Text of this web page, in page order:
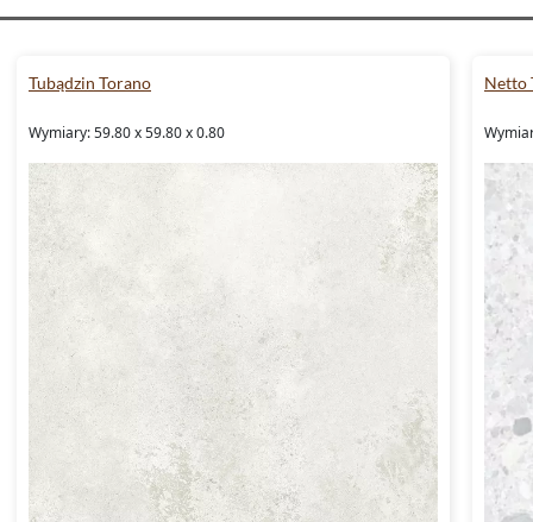
Tubądzin Torano
Wymiary: 59.80 x 59.80 x 0.80
Netto